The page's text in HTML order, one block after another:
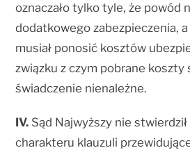
oznaczało tylko tyle, że powód
dodatkowego zabezpieczenia,
musiał ponosić kosztów
związku z czym pobrane koszty
świadczenie nienależne.
IV. Sąd Najwyższy nie
charakteru klauzuli